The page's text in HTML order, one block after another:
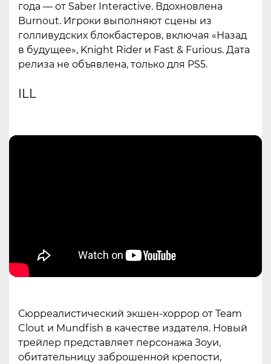
года — от Saber Interactive. Вдохновлена
Burnout. Игроки выполняют сцены из
голливудских блокбастеров, включая «Назад
в будущее», Knight Rider и Fast & Furious. Дата
релиза не объявлена, только для PS5.
ILL
Сюрреалистический экшен-хоррор от Team
Clout и Mundfish в качестве издателя. Новый
трейлер представляет персонажа Зоуи,
обитательницу заброшенной крепости,